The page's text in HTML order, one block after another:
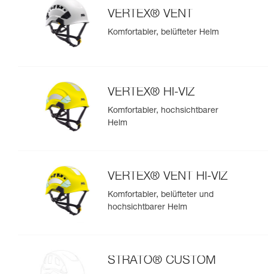
VERTEX® VENT
Komfortabler, belüfteter Helm
VERTEX® HI-VIZ
Komfortabler, hochsichtbarer
Helm
VERTEX® VENT HI-VIZ
Komfortabler, belüfteter und
hochsichtbarer Helm
STRATO® CUSTOM